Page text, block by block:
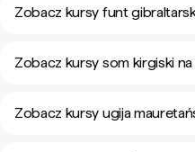
Zobacz kursy funt
Zobacz kursy som kirgiski
Zobacz kursy ugija